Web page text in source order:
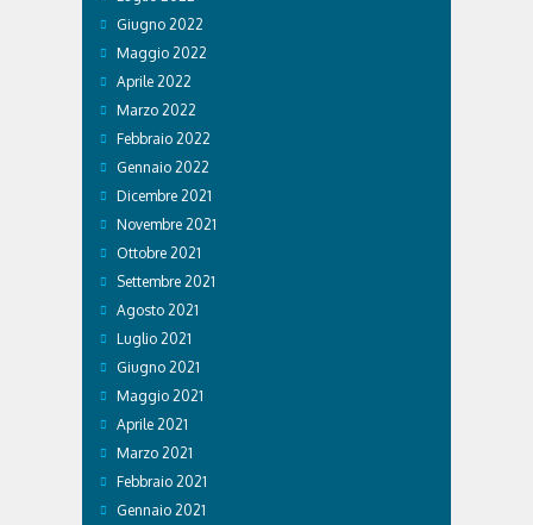
Giugno 2022
Maggio 2022
Aprile 2022
Marzo 2022
Febbraio 2022
Gennaio 2022
Dicembre 2021
Novembre 2021
Ottobre 2021
Settembre 2021
Agosto 2021
Luglio 2021
Giugno 2021
Maggio 2021
Aprile 2021
Marzo 2021
Febbraio 2021
Gennaio 2021